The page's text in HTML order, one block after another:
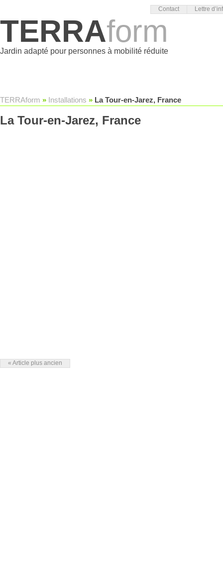
Contact Lettre
TERRAform
Jardin adapté pour personnes à mobilité réduite
TERRAform » Installations » La Tour-en-Jarez, France
La Tour-en-Jarez, France
« Article plus ancien